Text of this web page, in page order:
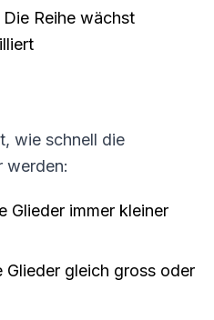
Reihe wächst
wie schnell die
werden:
Glieder immer kleiner
Glieder gleich gross oder